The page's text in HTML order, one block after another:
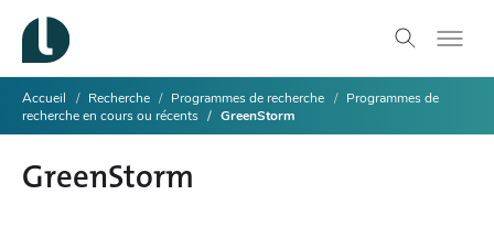
Accueil Recherche Programmes de recherche
Programmes de
recherche en cours ou récents
GreenStorm
GreenStorm